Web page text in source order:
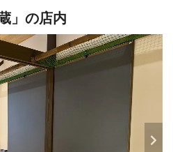
」の店内